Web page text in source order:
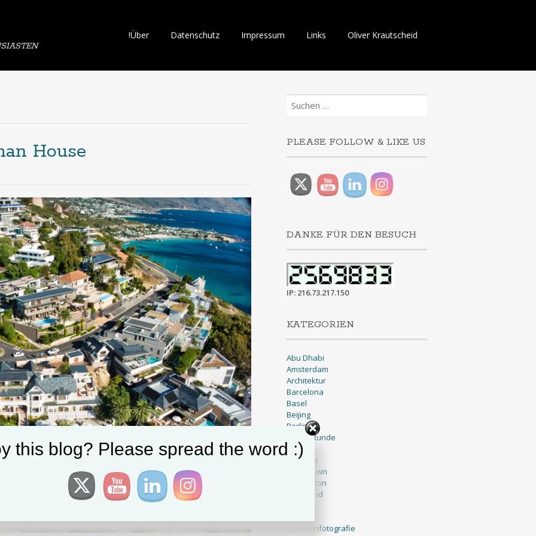
Skip
!Über Datenschutz Impressum Links Oliver Krautscheid
House
Suchen
nach:
PLEASE FOLLOW & LIKE US
DANKE FÜR DEN BESUCH
IP: 216.73.217.150
KATEGORIEN
Abu Dhabi
Amsterdam
Architektur
Barcelona
Basel
Beijing
Berlin
Blaue Stunde
BNW
Brussels
Cape Town
Charleston
Cleveland
Cologne
Drohnenfotografie
this blog? Please spread the word :)